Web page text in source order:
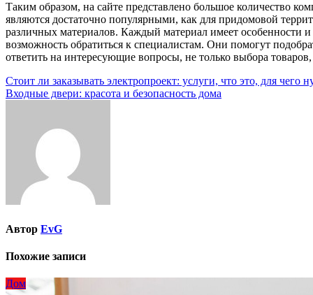
Таким образом, на сайте представлено большое количество
являются достаточно популярными, как для придомовой
различных материалов. Каждый материал имеет особенности
возможность обратиться к специалистам. Они помогут
ответить на интересующие вопросы, не только выбора
Навигация
по
Стоит ли заказывать электропроект: услуги, что это, для
Входные двери: красота и безопасность дома
Автор EvG
Похожие записи
Дом